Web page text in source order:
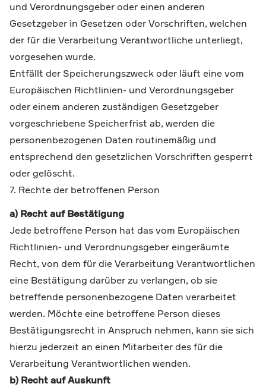
und Verordnungsgeber oder einen anderen
Gesetzgeber in Gesetzen oder Vorschriften, welchen
der für die Verarbeitung Verantwortliche unterliegt,
vorgesehen wurde.
Entfällt der Speicherungszweck oder läuft eine vom
Europäischen Richtlinien- und Verordnungsgeber
oder einem anderen zuständigen Gesetzgeber
vorgeschriebene Speicherfrist ab, werden die
personenbezogenen Daten routinemäßig und
entsprechend den gesetzlichen Vorschriften gesperrt
oder gelöscht.
7. Rechte der betroffenen Person
a) Recht auf Bestätigung
Jede betroffene Person hat das vom Europäischen
Richtlinien- und Verordnungsgeber eingeräumte
Recht, von dem für die Verarbeitung Verantwortlichen
eine Bestätigung darüber zu verlangen, ob sie
betreffende personenbezogene Daten verarbeitet
werden. Möchte eine betroffene Person dieses
Bestätigungsrecht in Anspruch nehmen, kann sie sich
hierzu jederzeit an einen Mitarbeiter des für die
Verarbeitung Verantwortlichen wenden.
b) Recht auf Auskunft